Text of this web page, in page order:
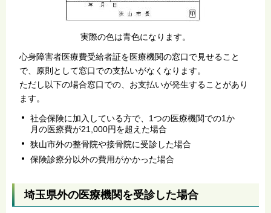
実際の色は青色になります。
心身障害者医療費受給者証を医療機関の窓口で見せること
で、原則として窓口での支払いがなくなります。
ただし以下の場合窓口での、お支払いが発生することがあり
ます。
社会保険に加入している方で、1つの医療機関での1か
月の医療費が21,000円を超えた場合
狭山市外の整骨院や接骨院に受診した場合
保険診療分以外の費用がかかった場合
埼玉県外の医療機関を受診した場合